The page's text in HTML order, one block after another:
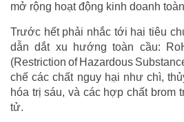
mở rộng hoạt động kinh doanh
Trước hết phải nhắc tới hai tiêu
dẫn dắt xu hướng toàn cầu:
(Restriction of Hazardous
chế các chất nguy hại như chì,
hóa trị sáu, và các hợp chất brom
tử.